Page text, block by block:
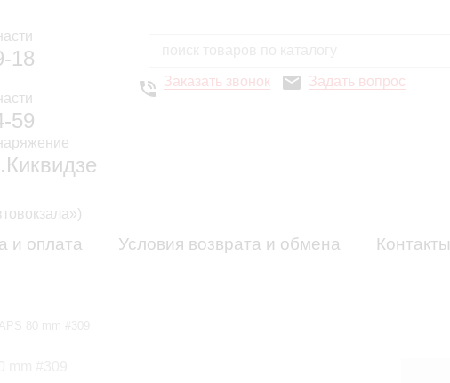
18
59
Заказать звонок Задать вопрос
и оплата Условия возврата и обмена Контакты